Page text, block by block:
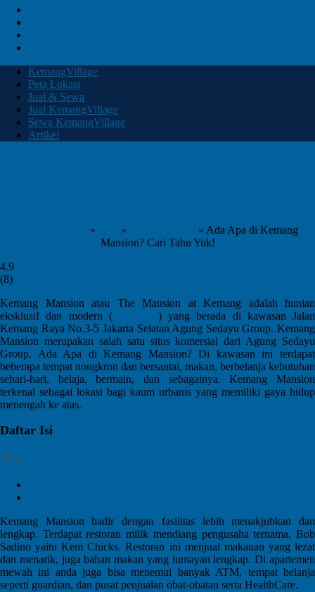
KemangVillage
Peta Lokasi
Jual & Sewa
Jual KemangVillage
Sewa KemangVillage
Artikel
» » » Ada Apa di Kemang
Mansion? Cari Tahu Yuk!
4.9
(8)
Kemang Mansion atau The Mansion at Kemang adalah hunian
eksklusif dan modern (apartemen ) yang berada di kawasan Jalan
Kemang Raya No.3-5 Jakarta Selatan Agung Sedayu Group. Kemang
Mansion merupakan salah satu situs komersial dari Agung Sedayu
Group. Ada Apa di Kemang Mansion? Di kawasan ini terdapat
beberapa tempat nongkron dan bersantai, makan, berbelanja kebutuhan
sehari-hari, belaja, bermain, dan sebagainya. Kemang Mansion
terkenal sebagai lokasi bagi kaum urbanis yang memiliki gaya hidup
menengah ke atas.
Daftar Isi
Kemang Mansion hadir dengan fasilitas lebih menakjubkan dan
lengkap. Terdapat restoran milik mendiang pengusaha ternama, Bob
Sadino yaitu Kem Chicks. Restoran ini menjual makanan yang lezat
dan menarik, juga bahan makan yang lumayan lengkap. Di apartemen
mewah ini anda juga bisa menemui banyak ATM, tempat belanja
seperti guardian, dan pusat penjualan obat-obatan serta HealthCare.